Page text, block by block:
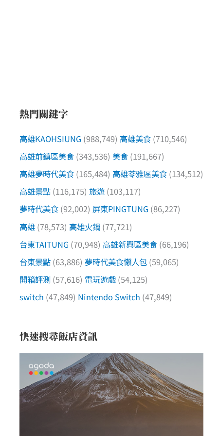
熱門關鍵字
高雄KAOHSIUNG (988,749) 高雄美食 (710,546)
高雄前鎮區美食 (343,536) 美食 (191,667)
高雄夢時代美食 (165,484) 高雄苓雅區美食 (134,512)
高雄景點 (116,175) 旅遊 (103,117)
夢時代美食 (92,002) 屏東PINGTUNG (86,227)
高雄 (78,573) 高雄火鍋 (77,721)
台東TAITUNG (70,948) 高雄新興區美食 (66,196)
台東景點 (63,886) 夢時代美食懶人包 (59,065)
開箱評測 (57,616) 電玩遊戲 (54,125)
switch (47,849) Nintendo Switch (47,849)
快速搜尋飯店資訊